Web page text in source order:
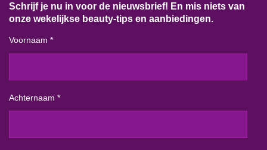
Schrijf je nu in voor de nieuwsbrief! En mis niets van
onze wekelijkse beauty-tips en aanbiedingen.
Voornaam *
Achternaam *